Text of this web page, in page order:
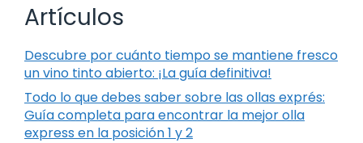
Artículos
Descubre por cuánto tiempo se mantiene fresco
un vino tinto abierto: ¡La guía definitiva!
Todo lo que debes saber sobre las ollas exprés:
Guía completa para encontrar la mejor olla
express en la posición 1 y 2